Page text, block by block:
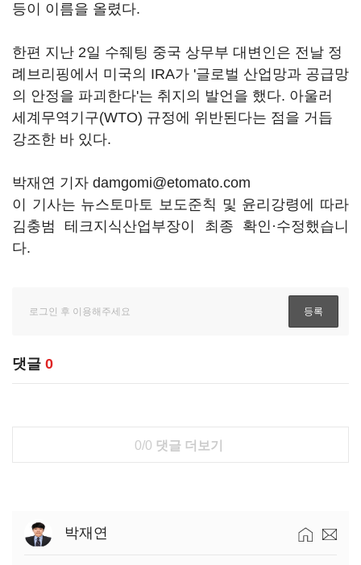
등이 이름을 올렸다.
한편 지난 2일 수줴팅 중국 상무부 대변인은 전날 정
례브리핑에서 미국의 IRA가 '글로벌 산업망과 공급망
의 안정을 파괴한다'는 취지의 발언을 했다. 아울러
세계무역기구(WTO) 규정에 위반된다는 점을 거듭
강조한 바 있다.
박재연 기자 damgomi@etomato.com
이 기사는 뉴스토마토 보도준칙 및 윤리강령에 따라
김충범 테크지식산업부장이 최종 확인·수정했습니
다.
댓글 0
0/0 댓글 더보기
박재연